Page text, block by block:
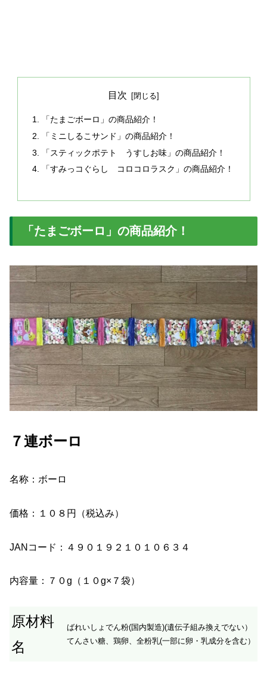
目次
「たまごボーロ」の商品紹介！
「ミニしるこサンド」の商品紹介！
「スティックポテト うすしお味」の商品紹介！
「すみっコぐらし コロコロラスク」の商品紹介！
「たまごボーロ」の商品紹介！
７連ボーロ
名称：ボーロ
価格：１０８円（税込み）
JANコード：４９０１９２１０１０６３４
内容量：７０g（１０g×７袋）
原材料
名
ばれいしょでん粉(国内製造)(遺伝子組み換えでない）
てんさい糖、鶏卵、全粉乳(一部に卵・乳成分を含む）